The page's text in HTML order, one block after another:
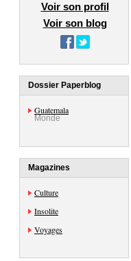
Voir son profil
Voir son blog
Dossier Paperblog
Guatemala
Monde
Magazines
Culture
Insolite
Voyages